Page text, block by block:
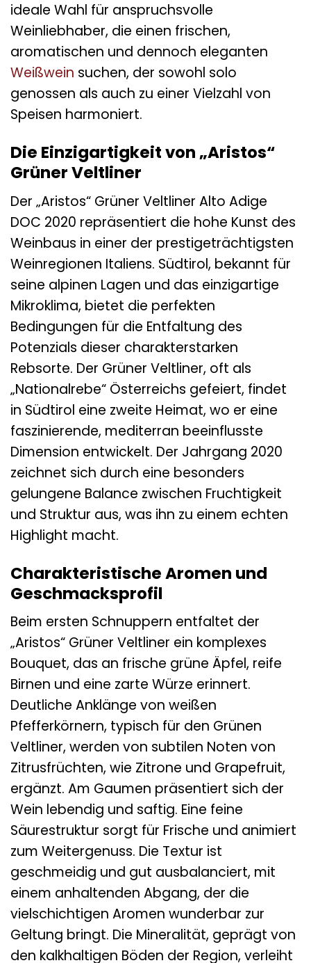
ideale Wahl für anspruchsvolle
Weinliebhaber, die einen frischen,
aromatischen und dennoch eleganten
Weißwein suchen, der sowohl solo
genossen als auch zu einer Vielzahl von
Speisen harmoniert.
Die Einzigartigkeit von „Aristos“
Grüner Veltliner
Der „Aristos“ Grüner Veltliner Alto Adige
DOC 2020 repräsentiert die hohe Kunst des
Weinbaus in einer der prestigeträchtigsten
Weinregionen Italiens. Südtirol, bekannt für
seine alpinen Lagen und das einzigartige
Mikroklima, bietet die perfekten
Bedingungen für die Entfaltung des
Potenzials dieser charakterstarken
Rebsorte. Der Grüner Veltliner, oft als
„Nationalrebe“ Österreichs gefeiert, findet
in Südtirol eine zweite Heimat, wo er eine
faszinierende, mediterran beeinflusste
Dimension entwickelt. Der Jahrgang 2020
zeichnet sich durch eine besonders
gelungene Balance zwischen Fruchtigkeit
und Struktur aus, was ihn zu einem echten
Highlight macht.
Charakteristische Aromen und
Geschmacksprofil
Beim ersten Schnuppern entfaltet der
„Aristos“ Grüner Veltliner ein komplexes
Bouquet, das an frische grüne Äpfel, reife
Birnen und eine zarte Würze erinnert.
Deutliche Anklänge von weißen
Pfefferkörnern, typisch für den Grünen
Veltliner, werden von subtilen Noten von
Zitrusfrüchten, wie Zitrone und Grapefruit,
ergänzt. Am Gaumen präsentiert sich der
Wein lebendig und saftig. Eine feine
Säurestruktur sorgt für Frische und animiert
zum Weitergenuss. Die Textur ist
geschmeidig und gut ausbalanciert, mit
einem anhaltenden Abgang, der die
vielschichtigen Aromen wunderbar zur
Geltung bringt. Die Mineralität, geprägt von
den kalkhaltigen Böden der Region, verleiht